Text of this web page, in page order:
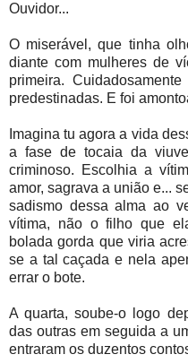
Ouvidor...
O miserável, que tinha
diante com mulheres de
primeira.
predestinadas. E foi
Imagina tu agora a vida
a fase de tocaia da
criminoso. Escolhia a
amor, sagrava a união e...
sadismo dessa alma ao
vítima, não o filho que
bolada gorda que viria
se a tal caçada e nela
errar o bote.
A quarta, soube-o logo
das outras em seguida a
entraram os duzentos